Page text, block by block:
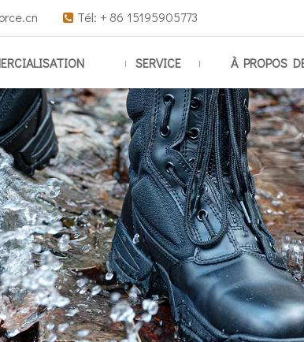
 Tél: + 86 15195905773
SERVICE À PROPOS